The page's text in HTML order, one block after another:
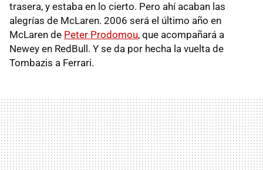
trasera, y estaba en lo cierto. Pero ahí acaban las
alegrías de McLaren. 2006 será el último año en
McLaren de Peter Prodomou, que acompañará a
Newey en RedBull. Y se da por hecha la vuelta de
Tombazis a Ferrari.